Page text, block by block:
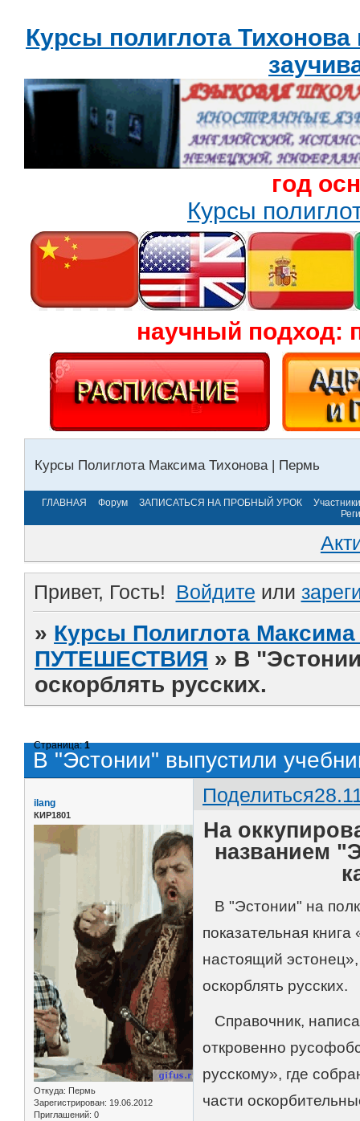
Курсы полиглота
год
Курсы
научный подход:
Курсы Полиглота Максима Тихонова | Пермь
ГЛАВНАЯ Форум ЗАПИСАТЬСЯ НА ПРОБНЫЙ УРОК
Участники
Привет, Гость! Войдите или
» Курсы Полиглота
ПУТЕШЕСТВИЯ » В
оскорблять русских.
В "Эстонии" выпустили
Страница:1
Поделиться
ilang
КИР1801
Откуда: Пермь
Зарегистрирован: 19.06.2012
Приглашений: 0
На
названием
В "Эстонии" на
показательная
настоящий
оскорблять русских.
Справочник,
откровенно
русскому», где
части